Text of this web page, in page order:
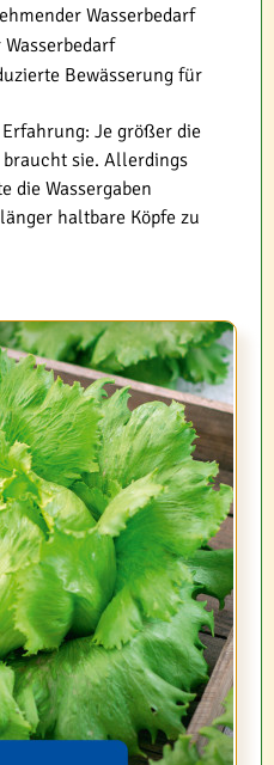
Wasserbedarf
Bewässerung für
Je größer die
braucht sie. Allerdings
die Wassergaben
haltbare Köpfe zu